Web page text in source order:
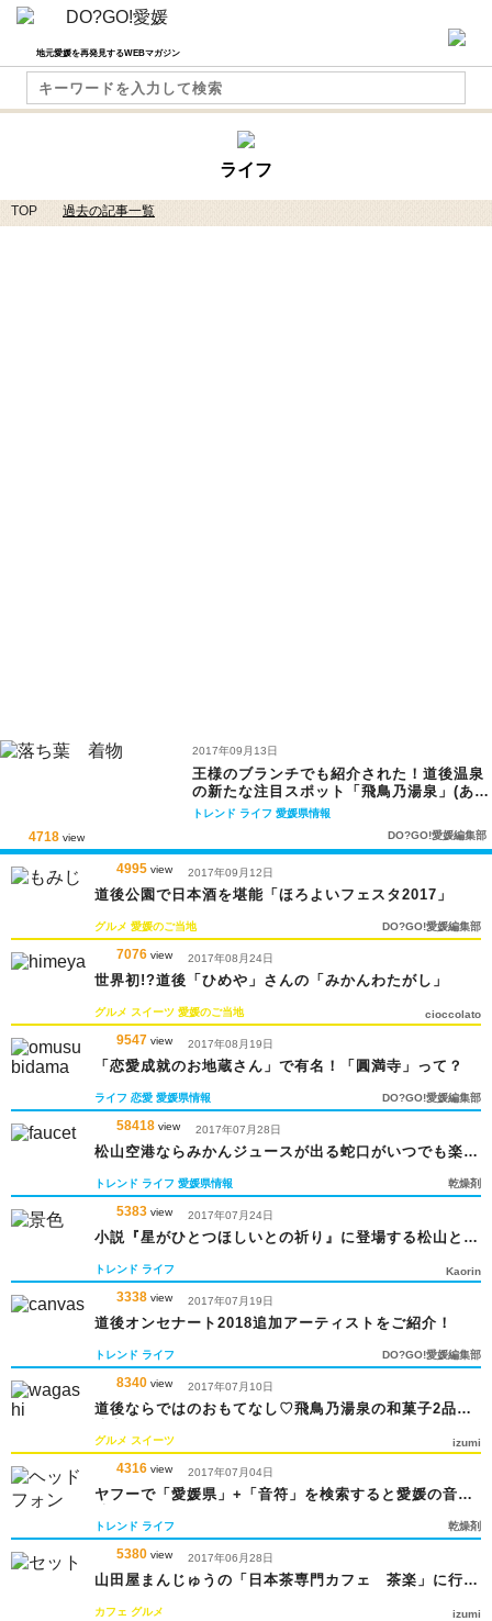
地元愛媛を再発見するWEBマガジン
ライフ
TOP 過去の記事一覧
4718 view
2017年09月13日
王様のブランチでも紹介された！道後温泉
の新たな注目スポット「飛鳥乃湯泉」(あす
かのゆ)
トレンド ライフ 愛媛県情報
DO?GO!愛媛編集部
4995 view 2017年09月12日
道後公園で日本酒を堪能「ほろよいフェスタ2017」
グルメ 愛媛のご当地 DO?GO!愛媛編集部
7076 view 2017年08月24日
世界初!?道後「ひめや」さんの「みかんわたがし」
グルメ スイーツ 愛媛のご当地 cioccolato
9547 view 2017年08月19日
「恋愛成就のお地蔵さん」で有名！「圓満寺」って？
ライフ 恋愛 愛媛県情報 DO?GO!愛媛編集部
58418 view 2017年07月28日
松山空港ならみかんジュースが出る蛇口がいつでも楽し
トレンド ライフ 愛媛県情報 乾燥剤
5383 view 2017年07月24日
小説『星がひとつほしいとの祈り』に登場する松山とい
トレンド ライフ Kaorin
3338 view 2017年07月19日
道後オンセナート2018追加アーティストをご紹介！
トレンド ライフ DO?GO!愛媛編集部
8340 view 2017年07月10日
道後ならではのおもてなし♡飛鳥乃湯泉の和菓子2品が
グルメ スイーツ izumi
4316 view 2017年07月04日
ヤフーで「愛媛県」+「音符」を検索すると愛媛の音が
トレンド ライフ 乾燥剤
5380 view 2017年06月28日
山田屋まんじゅうの「日本茶専門カフェ 茶楽」に行っ
カフェ グルメ izumi